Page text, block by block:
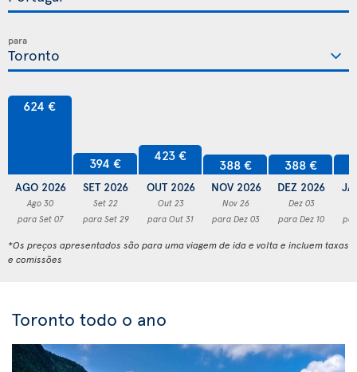
para
624 €
AGO 2026
Ago 30
para Set 07
394 €
SET 2026
Set 22
para Set 29
423 €
OUT 2026
Out 23
para Out 31
388 €
NOV 2026
Nov 26
para Dez 03
388 €
DEZ 2026
Dez 03
para Dez 10
*Os preços apresentados são para uma viagem de ida e volta e incluem taxas
e comissões
Toronto todo o ano